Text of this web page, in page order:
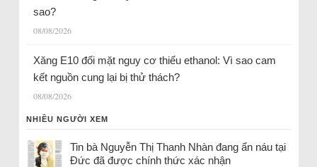
sao?
08/08/2026
Xăng E10 đối mặt nguy cơ thiếu ethanol: Vì sao cam
kết nguồn cung lại bị thử thách?
08/08/2026
NHIỀU NGƯỜI XEM
Tin bà Nguyễn Thị Thanh Nhàn đang ẩn náu tại
Đức đã được chính thức xác nhận